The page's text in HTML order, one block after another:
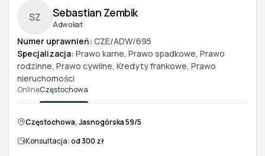
SZ
Adwokat
Sebastian Zembik
Numer uprawnień: CZE/ADW/695
Specjalizacja: Prawo karne, Prawo spadkowe, Prawo
rodzinne, Prawo cywilne, Kredyty frankowe, Prawo
nieruchomości
OnlineCzęstochowa
Częstochowa, Jasnogórska 59/5
Konsultacja:od 300 zł